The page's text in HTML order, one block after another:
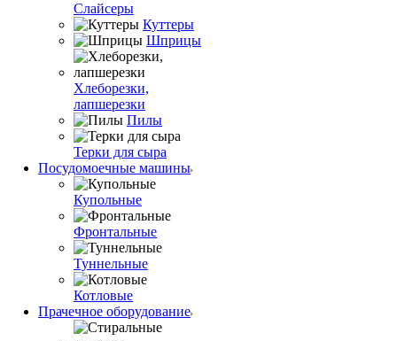
Слайсеры
Куттеры
Шприцы
Хлеборезки,
лапшерезки
Пилы
Терки для сыра
Посудомоечные машины
Купольные
Фронтальные
Туннельные
Котловые
Прачечное оборудование